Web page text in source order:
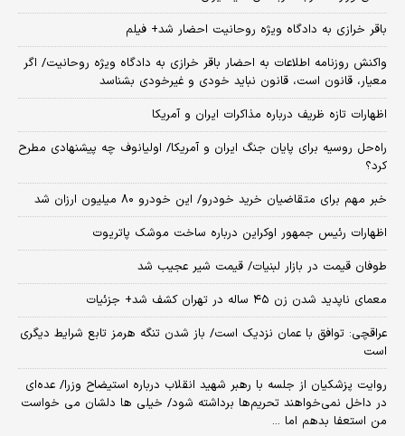
باقر خرازی به دادگاه ویژه روحانیت احضار شد+ فیلم
واکنش روزنامه اطلاعات به احضار باقر خرازی به دادگاه ویژه روحانیت/ اگر
معیار، قانون است، قانون نباید خودی و غیرخودی بشناسد
اظهارات تازه ظریف درباره مذاکرات ایران و آمریکا
راه‌حل روسیه برای پایان جنگ ایران و آمریکا/ اولیانوف چه پیشنهادی مطرح
کرد؟
خبر مهم برای متقاضیان خرید خودرو/ این خودرو ۸۰ میلیون ارزان شد
اظهارات رئیس جمهور اوکراین درباره ساخت موشک پاتریوت
طوفان قیمت در بازار لبنیات/ قیمت شیر عجیب شد
معمای ناپدید شدن زن ۴۵ ساله در تهران کشف شد+ جزئیات
عراقچی: توافق با عمان نزدیک است/ باز شدن تنگه هرمز تابع شرایط دیگری
است
روایت پزشکیان از جلسه با رهبر شهید انقلاب درباره استیضاح وزرا/ عده‌ای
در داخل نمی‌خواهند تحریم‌ها برداشته شود/ خیلی ها دلشان می خواست
من استعفا بدهم اما ...